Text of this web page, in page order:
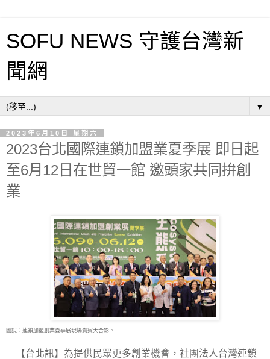
SOFU NEWS 守護台灣新
聞網
▼
2023年6月10日 星期六
2023台北國際連鎖加盟業夏季展 即日起
至6月12日在世貿一館 邀頭家共同拚創
業
圖說：連鎖加盟創業夏季展現場貴賓大合影。
【台北訊】為提供民眾更多創業機會，社團法人台灣連鎖